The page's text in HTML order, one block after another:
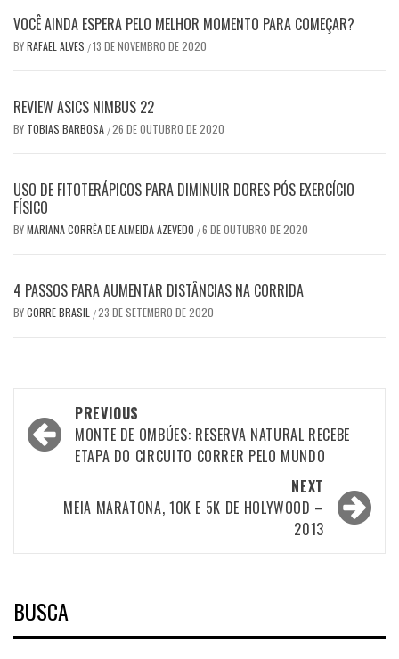
VOCÊ AINDA ESPERA PELO MELHOR MOMENTO PARA COMEÇAR?
BYRAFAEL ALVES /13 DE NOVEMBRO DE 2020
REVIEW ASICS NIMBUS 22
BY TOBIAS BARBOSA /26 DE OUTUBRO DE 2020
USO DE FITOTERÁPICOS PARA DIMINUIR DORES PÓS EXERCÍCIO
FÍSICO
BYMARIANA CORRÊA DE ALMEIDA AZEVEDO /6 DE OUTUBRO DE 2020
4 PASSOS PARA AUMENTAR DISTÂNCIAS NA CORRIDA
BYCORRE BRASIL /23 DE SETEMBRO DE 2020
Post
navigation
PREVIOUS
MONTE DE OMBÚES: RESERVA NATURAL RECEBE
ETAPA DO CIRCUITO CORRER PELO MUNDO
NEXT
MEIA MARATONA, 10K E 5K DE HOLYWOOD –
2013
BUSCA